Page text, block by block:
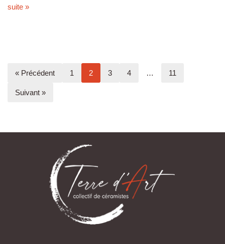
suite »
« Précédent 1 2 3 4 … 11
Suivant »